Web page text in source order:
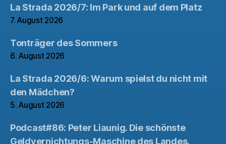
La Strada 2026/7: Im Park und auf dem Platz
7. August 2026
Tonträger des Sommers
6. August 2026
La Strada 2026/6: Warum spielst du nicht mit
den Mädchen?
5. August 2026
Podcast#86: Peter Liaunig. Die schönste
Geldvernichtungs-Maschine des Landes.